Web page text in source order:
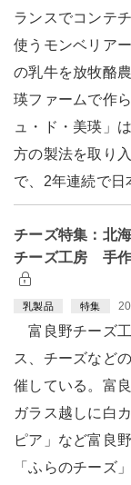
ランスでコンテ
使うモンベリア
の乳牛を放牧酪
瑛ファームで作
ュ・ド・美瑛」
方の製法を取り
で、2年連続で
チーズ特集：北
チーズ工房 手作
乳製品 特集
富良野チーズ
ス、チーズなど
催している。富
ガラス越しに白
ピア」など富良
「ふらのチーズ